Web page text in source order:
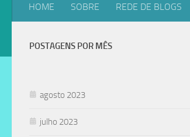
HOME SOBRE REDE DE BLOGS
POSTAGENS POR MÊS
agosto 2023
julho 2023